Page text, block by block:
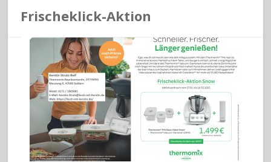
Frischeklick-Aktion